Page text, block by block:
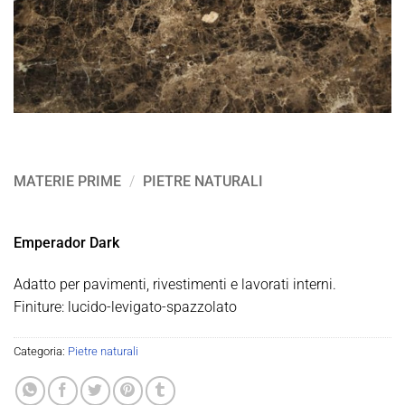
MATERIE PRIME / PIETRE NATURALI
Emperador Dark
Adatto per pavimenti, rivestimenti e lavorati interni.
Finiture: lucido-levigato-spazzolato
Categoria: Pietre naturali